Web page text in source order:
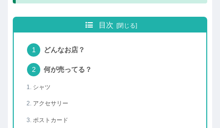
目次
どんなお店？
何が売ってる？
シャツ
アクセサリー
ポストカード